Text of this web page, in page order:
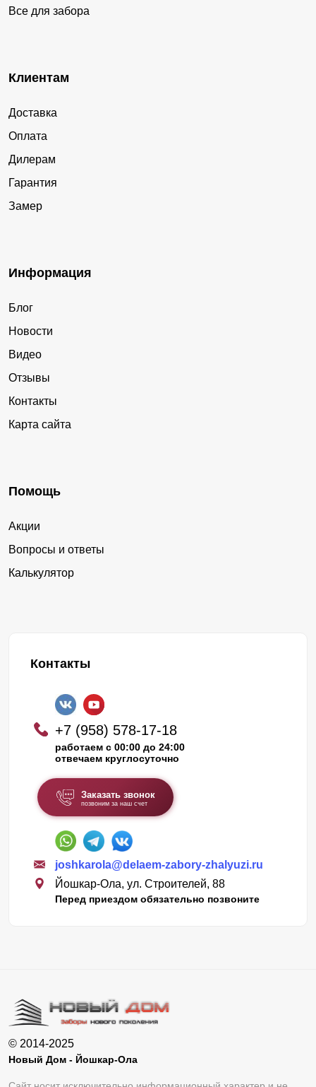
Все для забора
Клиентам
Доставка
Оплата
Дилерам
Гарантия
Замер
Информация
Блог
Новости
Видео
Отзывы
Контакты
Карта сайта
Помощь
Акции
Вопросы и ответы
Калькулятор
Контакты
+7 (958) 578-17-18
работаем с 00:00 до 24:00
отвечаем круглосуточно
Заказать звонок
позвоним за наш счет
joshkarola@delaem-zabory-zhalyuzi.ru
Йошкар-Ола, ул. Строителей, 88
Перед приездом обязательно позвоните
© 2014-2025
Новый Дом - Йошкар-Ола